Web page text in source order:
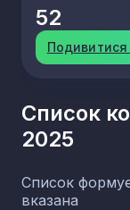
52
Подивитися
Список
2025
Список
вказана